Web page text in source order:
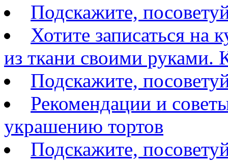
Подскажите,
Хотите записаться на
из ткани своими руками.
Подскажите,
Рекомендации и
украшению тортов
Подскажите,